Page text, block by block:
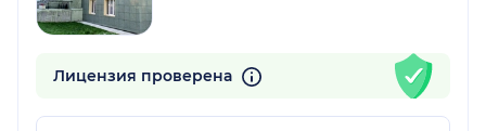
Лицензия проверена